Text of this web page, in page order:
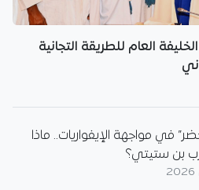
العام للطريقة التجانية
في مواجهة الإيفواريات.. ماذا
بن ستيتي؟